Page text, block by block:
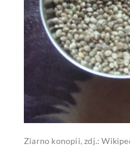
Ziarno konopii, zdj.: